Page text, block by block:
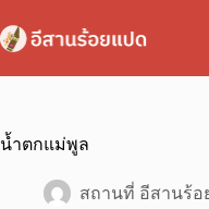
to
content
น้ำตกแม่พูล
สถานที่ อีสานร้อ